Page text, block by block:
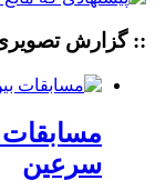
:: گزارش
مسابقات
سرعین